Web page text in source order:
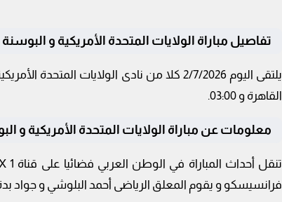
تفاصيل مباراة الولايات المتحدة الأمريكية و البوسنة
القاهرة و 03:00.
معلومات عن مباراة الولايات المتحدة الأمريكية و البوسنة
فرانسيسكو و يقوم المعلق الرياضى أحمد البلوشي و جواد بدة